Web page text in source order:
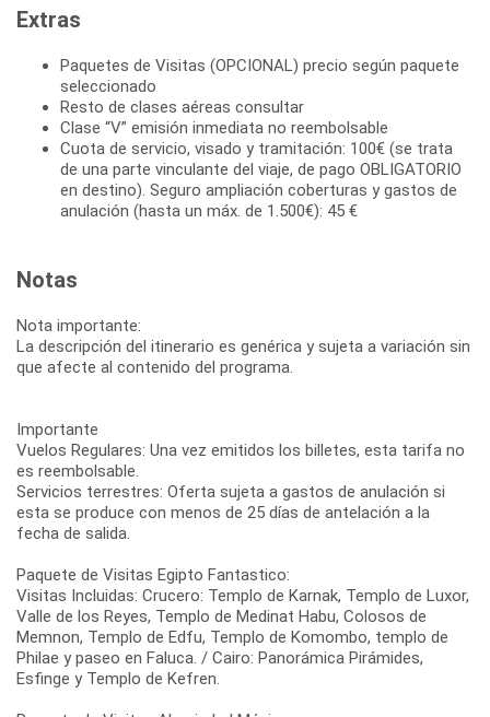
Extras
Paquetes de Visitas (OPCIONAL) precio según paquete
seleccionado
Resto de clases aéreas consultar
Clase “V” emisión inmediata no reembolsable
Cuota de servicio, visado y tramitación: 100€ (se trata
de una parte vinculante del viaje, de pago OBLIGATORIO
en destino). Seguro ampliación coberturas y gastos de
anulación (hasta un máx. de 1.500€): 45 €
Notas
Nota importante:
La descripción del itinerario es genérica y sujeta a variación sin
que afecte al contenido del programa.
Importante
Vuelos Regulares: Una vez emitidos los billetes, esta tarifa no
es reembolsable.
Servicios terrestres: Oferta sujeta a gastos de anulación si
esta se produce con menos de 25 días de antelación a la
fecha de salida.
Paquete de Visitas Egipto Fantastico:
Visitas Incluidas: Crucero: Templo de Karnak, Templo de Luxor,
Valle de los Reyes, Templo de Medinat Habu, Colosos de
Memnon, Templo de Edfu, Templo de Komombo, templo de
Philae y paseo en Faluca. / Cairo: Panorámica Pirámides,
Esfinge y Templo de Kefren.